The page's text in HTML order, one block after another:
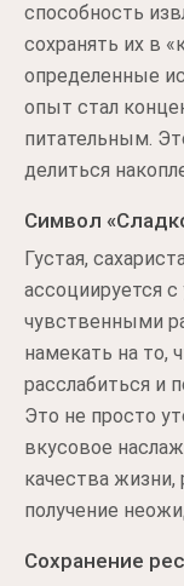
способность
сохранять их в
определенные
опыт стал
питательным.
делиться
Символ
Густая,
ассоциируется
чувственными
намекать на то,
расслабиться и
Это не просто
вкусовое
качества
получение
Сохранение